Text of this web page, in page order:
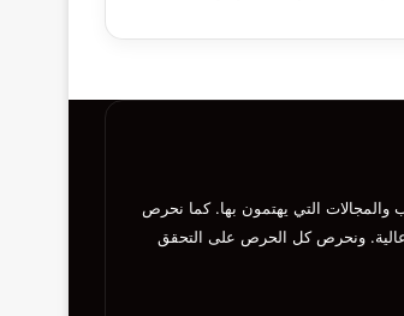
والمجالات التي يهتمون بها. كما نحرص
عالية. ونحرص كل الحرص على التحقق